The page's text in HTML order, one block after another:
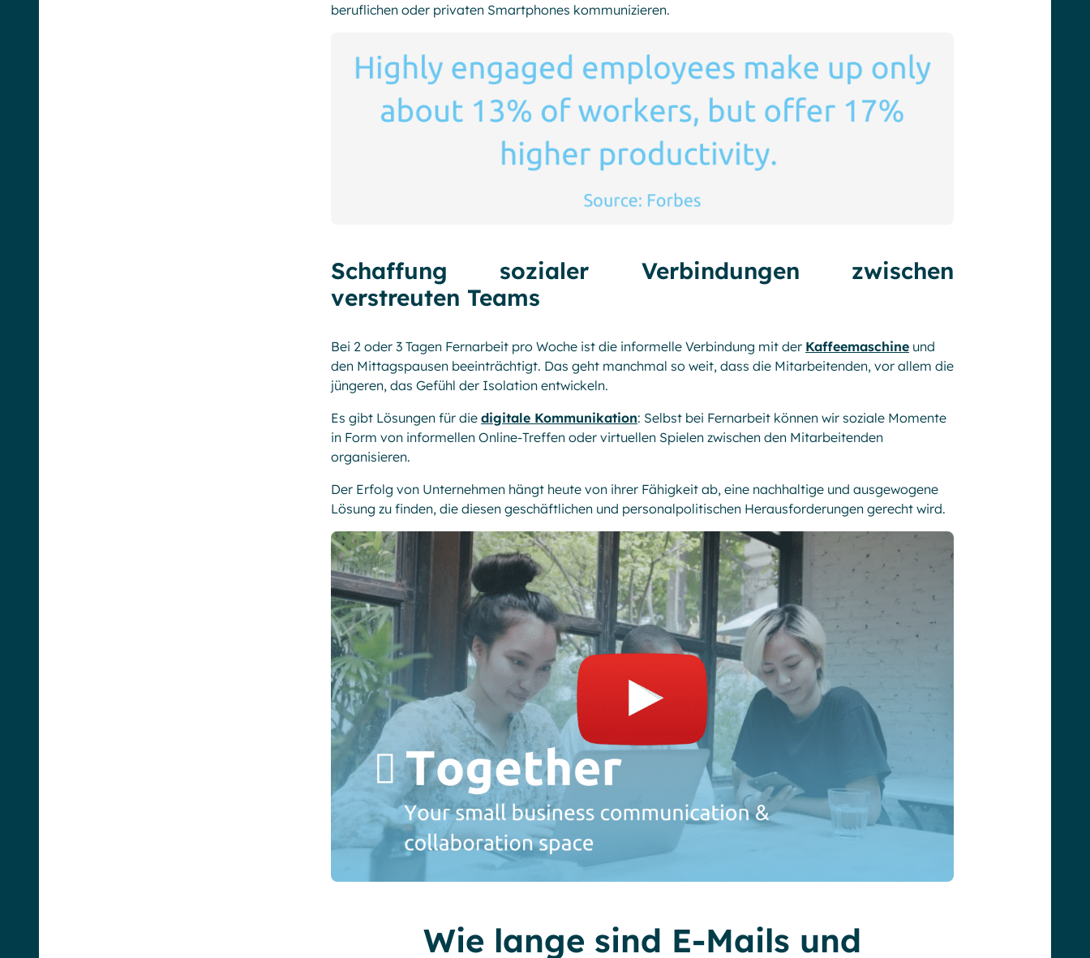
beruflichen oder privaten Smartphones kommunizieren.
Schaffung sozialer Verbindungen zwischen
verstreuten Teams
Bei 2 oder 3 Tagen Fernarbeit pro Woche ist die informelle Verbindung mit der Kaffeemaschine und
den Mittagspausen beeinträchtigt. Das geht manchmal so weit, dass die Mitarbeitenden, vor allem die
jüngeren, das Gefühl der Isolation entwickeln.
Es gibt Lösungen für die digitale Kommunikation: Selbst bei Fernarbeit können wir soziale Momente
in Form von informellen Online-Treffen oder virtuellen Spielen zwischen den Mitarbeitenden
organisieren.
Der Erfolg von Unternehmen hängt heute von ihrer Fähigkeit ab, eine nachhaltige und ausgewogene
Lösung zu finden, die diesen geschäftlichen und personalpolitischen Herausforderungen gerecht wird.
Wie lange sind E-Mails und